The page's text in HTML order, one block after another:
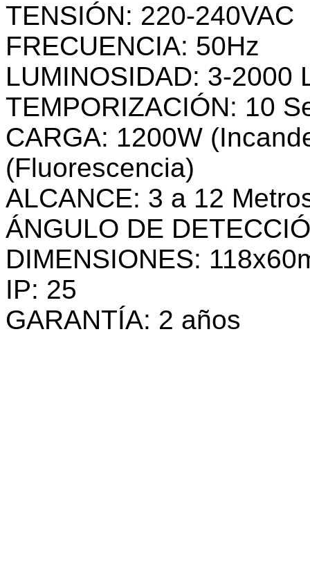
TENSIÓN: 220-240VAC
FRECUENCIA: 50Hz
LUMINOSIDAD: 3-2000
TEMPORIZACIÓN: 10
CARGA: 1200W
(Fluorescencia)
ALCANCE: 3 a 12
ÁNGULO DE
DIMENSIONES:
IP: 25
GARANTÍA: 2 años